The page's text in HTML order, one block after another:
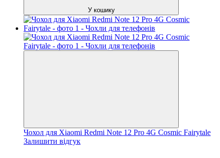
У кошику
Чохол для Xiaomi Redmi Note 12 Pro 4G Cosmic Fairytale
Залишити відгук